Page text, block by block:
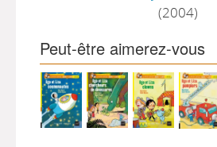
(2004)
Peut-être aimerez-vous